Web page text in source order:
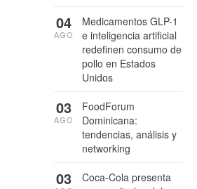
Medicamentos GLP-1
e inteligencia artificial
redefinen consumo de
pollo en Estados
Unidos
04
AGO
FoodForum
Dominicana:
tendencias, análisis y
networking
03
AGO
Coca-Cola presenta
03